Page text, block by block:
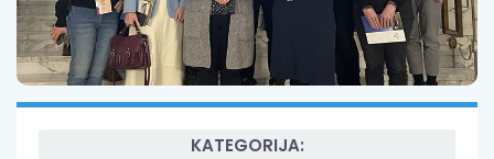
KATEGORIJA: